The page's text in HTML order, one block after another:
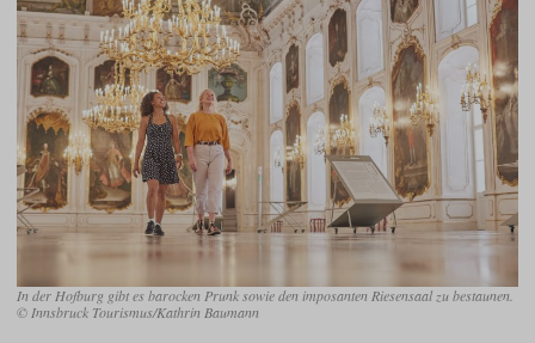
In der Hofburg gibt es barocken Prunk sowie den imposanten Riesensaal zu bestaunen.
© Innsbruck Tourismus/Kathrin Baumann